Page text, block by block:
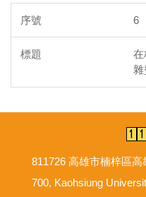
6
在
雜
811726 高雄市楠梓區高
700, Kaohsiung